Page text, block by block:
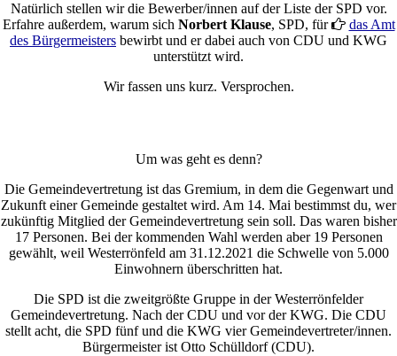
Natürlich stellen wir die Bewerber/innen auf der Liste der SPD vor.
Erfahre außerdem, warum sich Norbert Klause, SPD, fürr das Amt
des Bürgermeisters bewirbt und er dabei auch von CDU und KWG
unterstützt wird.
Wir fassen uns kurz. Versprochen.
Um was geht es denn?
Die Gemeindevertretung ist das Gremium, in dem die Gegenwart und
Zukunft einer Gemeinde gestaltet wird. Am 14. Mai bestimmst du, wer
zukünftig Mitglied der Gemeindevertretung sein soll. Das waren bisher
17 Personen. Bei der kommenden Wahl werden aber 19 Personen
gewählt, weil Westerrönfeld am 31.12.2021 die Schwelle von 5.000
Einwohnern überschritten hat.
Die SPD ist die zweitgrößte Gruppe in der Westerrönfelder
Gemeindevertretung. Nach der CDU und vor der KWG. Die CDU
stellt acht, die SPD fünf und die KWG vier Gemeinde­vertreter/innen.
Bürgermeister ist Otto Schülldorf (CDU).